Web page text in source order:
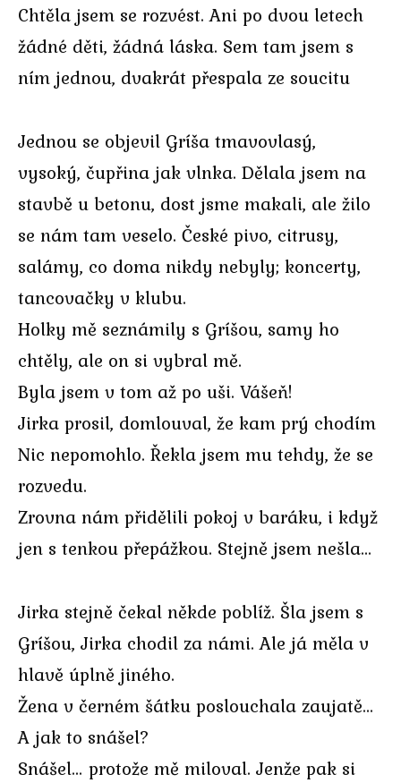
Chtěla jsem se rozvést. Ani po dvou letech
žádné děti, žádná láska. Sem tam jsem s
ním jednou, dvakrát přespala ze soucitu
Jednou se objevil Gríša tmavovlasý,
vysoký, čupřina jak vlnka. Dělala jsem na
stavbě u betonu, dost jsme makali, ale žilo
se nám tam veselo. České pivo, citrusy,
salámy, co doma nikdy nebyly; koncerty,
tancovačky v klubu.
Holky mě seznámily s Gríšou, samy ho
chtěly, ale on si vybral mě.
Byla jsem v tom až po uši. Vášeň!
Jirka prosil, domlouval, že kam prý chodím
Nic nepomohlo. Řekla jsem mu tehdy, že se
rozvedu.
Zrovna nám přidělili pokoj v baráku, i když
jen s tenkou přepážkou. Stejně jsem nešla…
Jirka stejně čekal někde poblíž. Šla jsem s
Gríšou, Jirka chodil za námi. Ale já měla v
hlavě úplně jiného.
Žena v černém šátku poslouchala zaujatě…
A jak to snášel?
Snášel… protože mě miloval. Jenže pak si